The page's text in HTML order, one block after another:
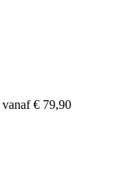
vanaf € 79,90